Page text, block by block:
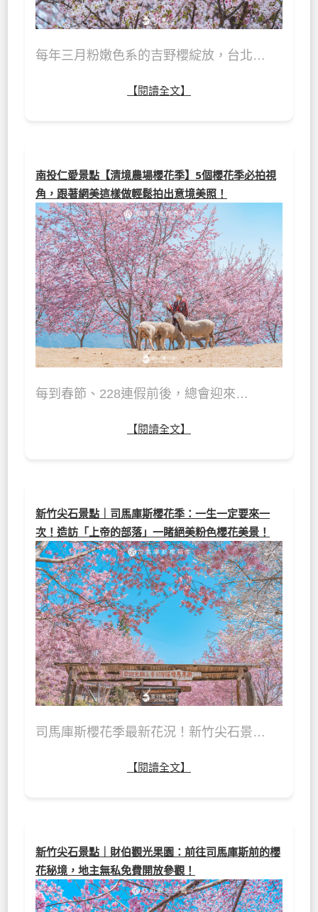
每年三月粉嫩色系的吉野櫻綻放，台北…
【閱讀全文】
南投仁愛景點【清境農場櫻花季】5個櫻花季必拍視
角，跟著網美這樣做輕鬆拍出意境美照！
每到春節、228連假前後，總會迎來…
【閱讀全文】
新竹尖石景點｜司馬庫斯櫻花季：一生一定要來一
次！造訪「上帝的部落」一睹絕美粉色櫻花美景！
司馬庫斯櫻花季最新花況！新竹尖石景…
【閱讀全文】
新竹尖石景點｜財伯觀光果園：前往司馬庫斯前的櫻
花秘境，地主無私免費開放參觀！